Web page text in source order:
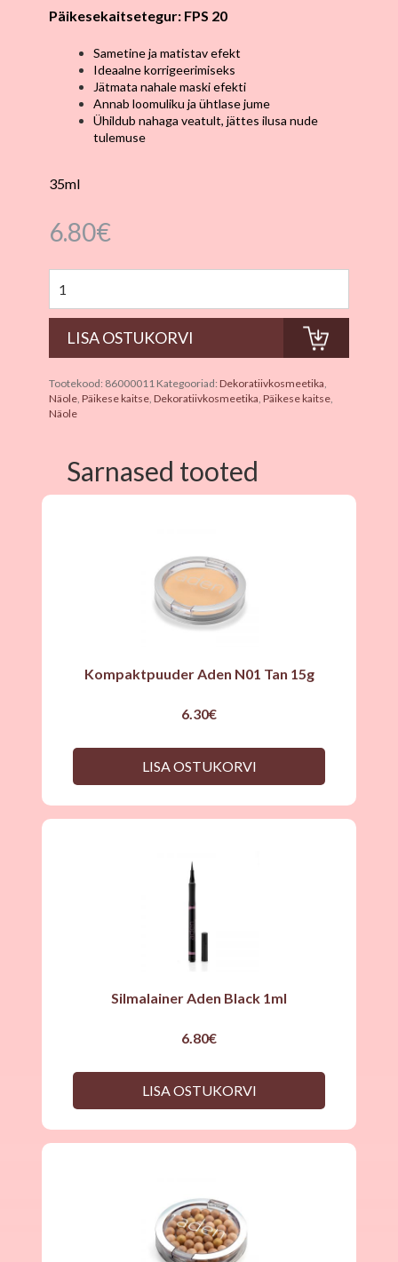
Päikesekaitsetegur: FPS 20
Sametine ja matistav efekt
Ideaalne korrigeerimiseks
Jätmata nahale maski efekti
Annab loomuliku ja ühtlase jume
Ühildub nahaga veatult, jättes ilusa nude
tulemuse
35ml
6.80€
Tootekood: 86000011 Kategooriad: Dekoratiivkosmeetika,
Näole, Päikese kaitse, Dekoratiivkosmeetika, Päikese kaitse,
Näole
Sarnased tooted
Kompaktpuuder Aden N01 Tan 15g
6.30€
LISA OSTUKORVI
Silmalainer Aden Black 1ml
6.80€
LISA OSTUKORVI